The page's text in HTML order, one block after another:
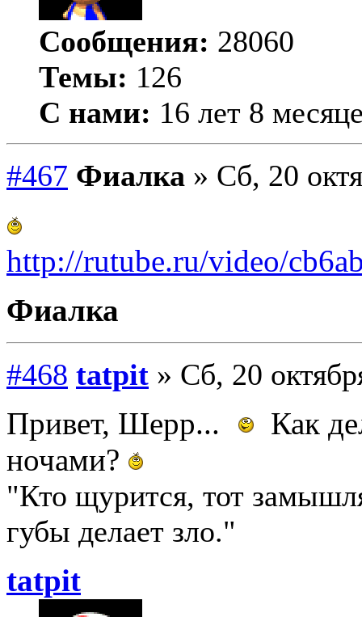
Сообщения: 28060
Темы: 126
С нами: 16 лет 8
#467 Фиалка » Сб, 20
http://rutube.ru/video/
Фиалка
#468 tatpit » Сб, 20
Привет, Шерр...
Как
ночами?
"Кто щурится, тот
губы делает зло."
tatpit